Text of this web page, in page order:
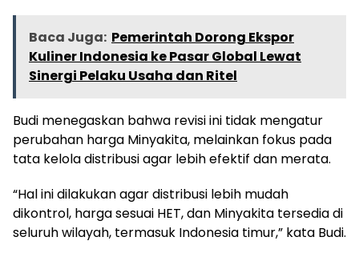
Baca Juga: Pemerintah Dorong Ekspor
Kuliner Indonesia ke Pasar Global Lewat
Sinergi Pelaku Usaha dan Ritel
Budi menegaskan bahwa revisi ini tidak mengatur
perubahan harga Minyakita, melainkan fokus pada
tata kelola distribusi agar lebih efektif dan merata.
“Hal ini dilakukan agar distribusi lebih mudah
dikontrol, harga sesuai HET, dan Minyakita tersedia di
seluruh wilayah, termasuk Indonesia timur,” kata Budi.